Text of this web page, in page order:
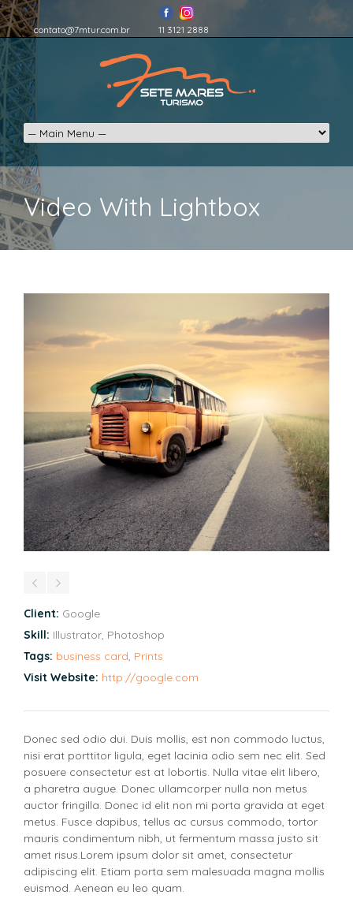
contato@7mtur.com.br 11 3121 2888
Video With Lightbox
Client: Google
Skill: Illustrator, Photoshop
Tags: business card, Prints
Visit Website: http://google.com
Donec sed odio dui. Duis mollis, est non commodo luctus,
nisi erat porttitor ligula, eget lacinia odio sem nec elit. Sed
posuere consectetur est at lobortis. Nulla vitae elit libero,
a pharetra augue. Donec ullamcorper nulla non metus
auctor fringilla. Donec id elit non mi porta gravida at eget
metus. Fusce dapibus, tellus ac cursus commodo, tortor
mauris condimentum nibh, ut fermentum massa justo sit
amet risus.Lorem ipsum dolor sit amet, consectetur
adipiscing elit. Etiam porta sem malesuada magna mollis
euismod. Aenean eu leo quam.